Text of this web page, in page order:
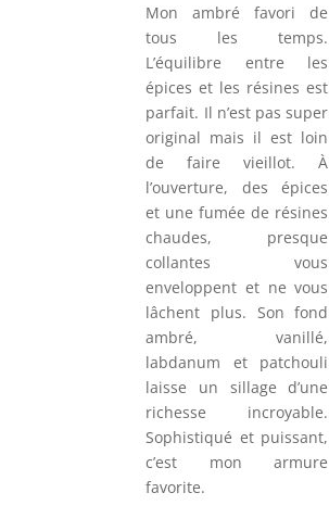
Mon ambré favori de
tous les temps.
L’équilibre entre les
épices et les résines est
parfait. Il n’est pas super
original mais il est loin
de faire vieillot. À
l’ouverture, des épices
et une fumée de résines
chaudes, presque
collantes vous
enveloppent et ne vous
lâchent plus. Son fond
ambré, vanillé,
labdanum et patchouli
laisse un sillage d’une
richesse incroyable.
Sophistiqué et puissant,
c’est mon armure
favorite.